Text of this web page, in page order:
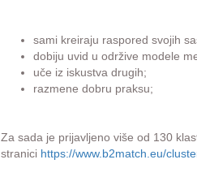
sami kreiraju raspored svojih
dobiju uvid u održive modele
uče iz iskustva drugih;
razmene dobru praksu;
Za sada je prijavljeno više od 130
stranici https://www.b2match.eu/